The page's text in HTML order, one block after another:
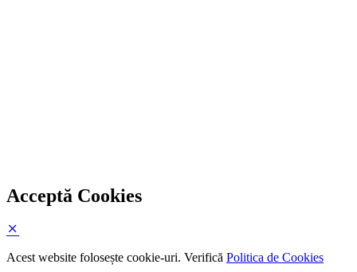
Acceptă Cookies
Acest website folosește cookie-uri. Verifică Politica de Cookies